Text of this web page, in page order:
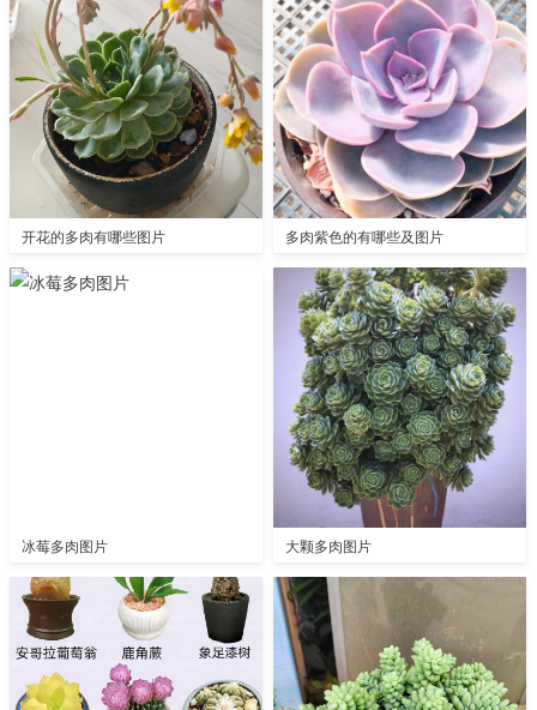
开花的多肉有哪些图片 多肉紫色的有哪些及图片
冰莓多肉图片 大颗多肉图片